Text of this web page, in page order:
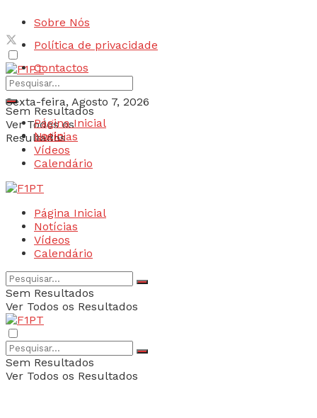
Sobre Nós
Política de privacidade
Contactos
Sexta-feira, Agosto 7, 2026
Login
Sem Resultados
Ver Todos os
Resultados
Página Inicial
Notícias
Vídeos
Calendário
Página Inicial
Notícias
Vídeos
Calendário
Sem Resultados
Ver Todos os Resultados
Sem Resultados
Ver Todos os Resultados